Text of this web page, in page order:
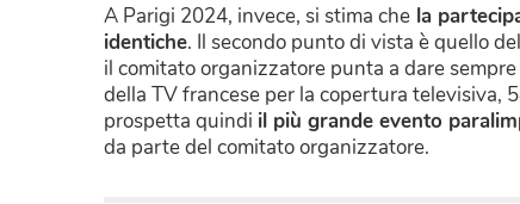
A Parigi 2024, invece, si stima che la
identiche. Il secondo punto di vista è quello
il comitato organizzatore punta a dare
della TV francese per la copertura televisiva,
prospetta quindi il più grande evento
da parte del comitato organizzatore.